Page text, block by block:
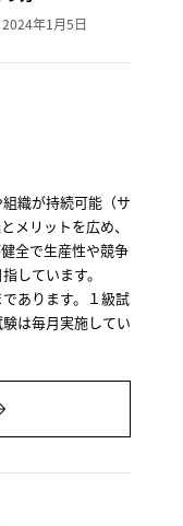
2024年1月5日
織が持続可能（サ
メリットを広め、
全で生産性や競争
しています。
あります。１級試
は毎月実施してい